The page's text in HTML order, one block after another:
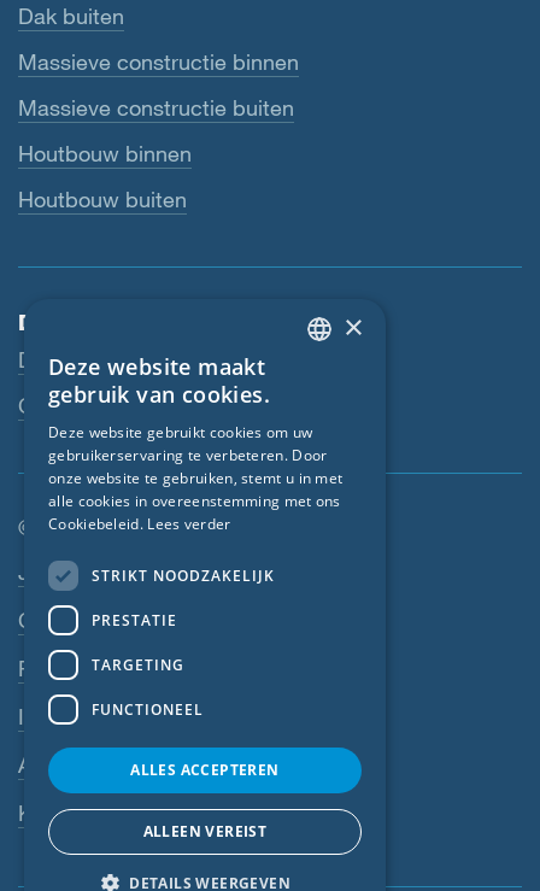
Dak buiten
Massieve constructie binnen
Massieve constructie buiten
Houtbouw binnen
Houtbouw buiten
Dienstverlening
Downloads
Contactpersoon
© SIGA 2026
Footer-navigatie
Jobs
Contact
Privacyverklaring
Impressum
AV
Klokkenluiderssysteem
FRENCH
CZECH
NORWEGIAN
×
Deze website maakt
gebruik van cookies.
Deze website gebruikt cookies om uw
gebruikerservaring te verbeteren. Door
onze website te gebruiken, stemt u in met
alle cookies in overeenstemming met ons
Cookiebeleid. Lees verder
STRIKT NOODZAKELIJK
PRESTATIE
TARGETING
FUNCTIONEEL
ALLES ACCEPTEREN
ALLEEN VEREIST
DETAILS WEERGEVEN